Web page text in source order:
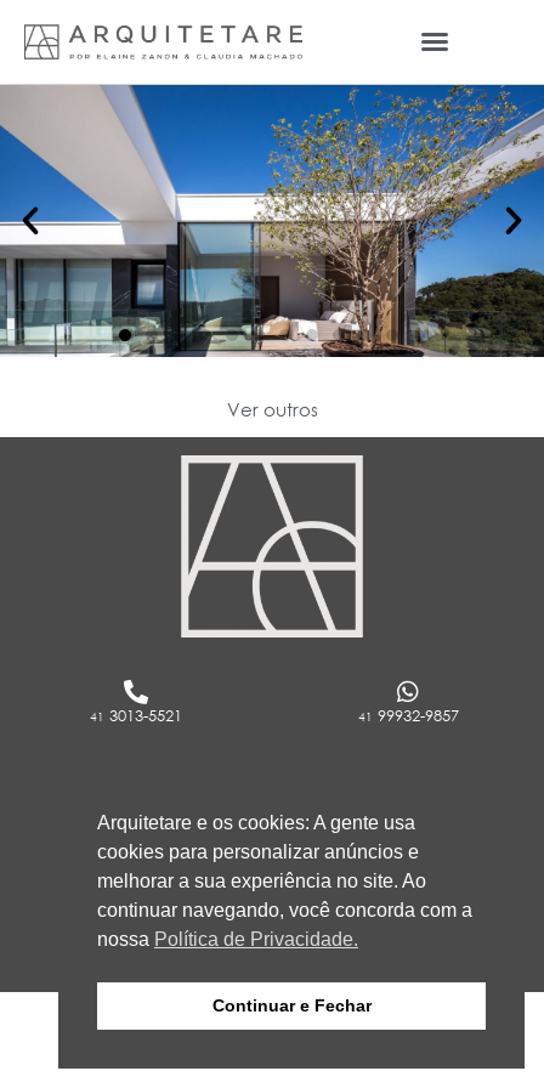
Ver outros
41 3013-5521 41 99932-9857
CURITIBA/PR
80230-130
Arquitetare e os cookies: A gente usa
cookies para personalizar anúncios e
melhorar a sua experiência no site. Ao
continuar navegando, você concorda com a
nossa Política de Privacidade.
Continuar e Fechar